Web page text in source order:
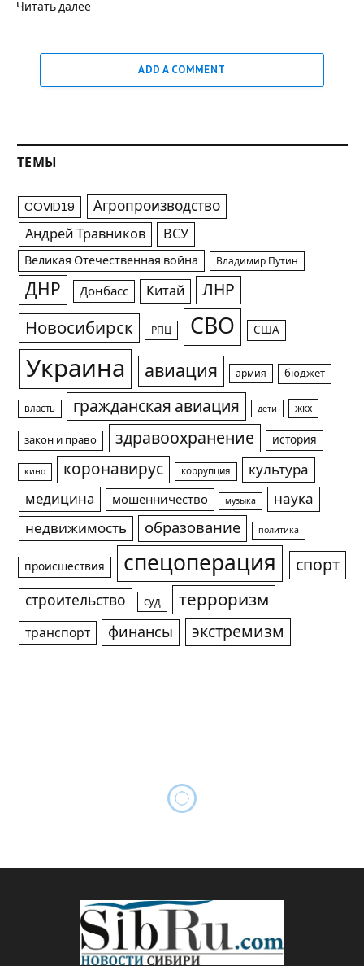
Читать далее
ADD A COMMENT
ТЕМЫ
COVID19 Агропроизводство
Андрей Травников ВСУ
Великая Отечественная война Владимир Путин
ДНР Донбасс Китай ЛНР
Новосибирск РПЦ СВО США
Украина авиация армия бюджет
власть гражданская авиация дети жкх
закон и право здравоохранение история
кино коронавирус коррупция
культура
медицина
мошенничество музыка
наука
недвижимость
образование политика
происшествия спецоперация спорт
строительство суд терроризм
транспорт финансы экстремизм
завершился фестиваль
«Княжий двор»
28.08.2022 КУЛЬТУРА